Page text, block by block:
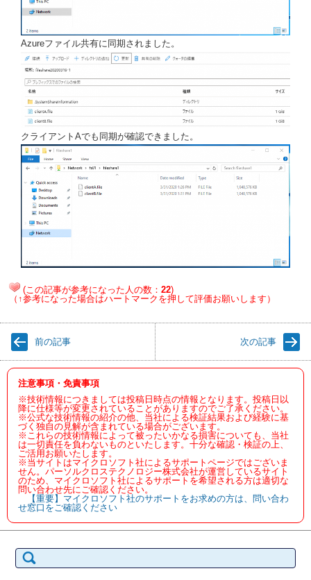
Azureファイル共有に同期されました。
クライアントAでも同期が確認できました。
(この記事が参考になった人の数： 22)
（↑参考になった場合はハートマークを押して評価お願いします）
前の記事 次の記事
注意事項・免責事項
※技術情報につきましては投稿日時点の情報となります。投稿日以
降に仕様等が変更されていることがありますのでご了承ください。
※公式な技術情報の紹介の他、当社による検証結果および経験に基
づく独自の見解が含まれている場合がございます。
※これらの技術情報によって被ったいかなる損害についても、当社
は一切責任を負わないものといたします。十分な確認・検証の上、
ご活用お願いたします。
※当サイトはマイクロソフト社によるサポートページではございま
せん。パーソルクロステクノロジー株式会社が運営しているサイト
のため、マイクロソフト社によるサポートを希望される方は適切な
問い合わせ先にご確認ください。
【重要】マイクロソフト社のサポートをお求めの方は、問い合わ
せ窓口をご確認ください
索: